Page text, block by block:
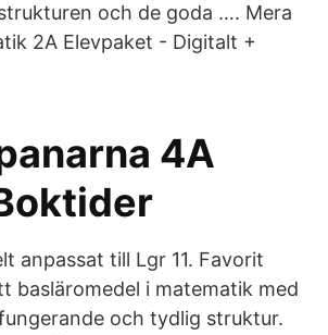
och de goda …. Mera
2A Elevpaket - Digitalt +
4A
anpassat till Lgr 11. Favorit
basläromedel i matematik med
och tydlig struktur.